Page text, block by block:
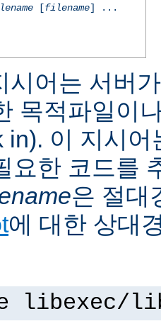
[filename] ...
시어는 서버
목적파일이
in). 이 지시
요한 코드를
은 절대
에 대한 상대
libexec/